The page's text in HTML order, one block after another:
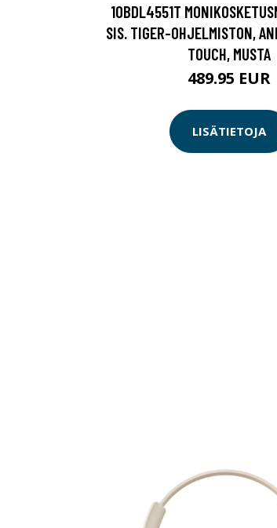
10BDL4551T
SIS. TIGER-OHJELMISTON,
TOUCH, MUSTA
489.95 EUR
LISÄTIETOJA